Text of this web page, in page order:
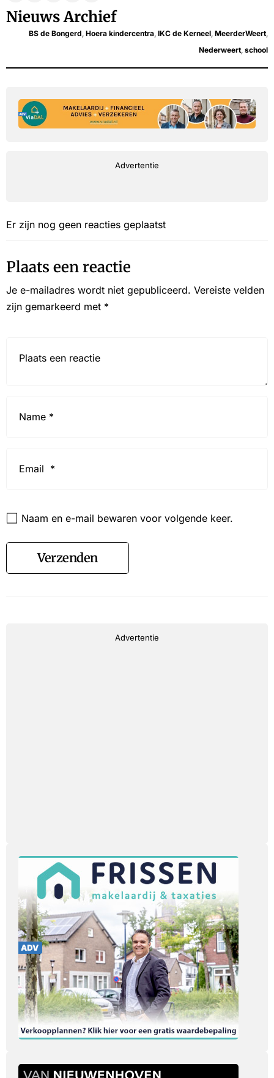
Nieuws Archief
BS de Bongerd Hoera kindercentra IKC de Kerneel MeerderWeert
Nederweert school
Advertentie
Er zijn nog geen reacties geplaatst
Plaats een reactie
Je e-mailadres wordt niet gepubliceerd. Vereiste velden
zijn gemarkeerd met *
Naam en e-mail bewaren voor volgende keer.
Verzenden
Advertentie